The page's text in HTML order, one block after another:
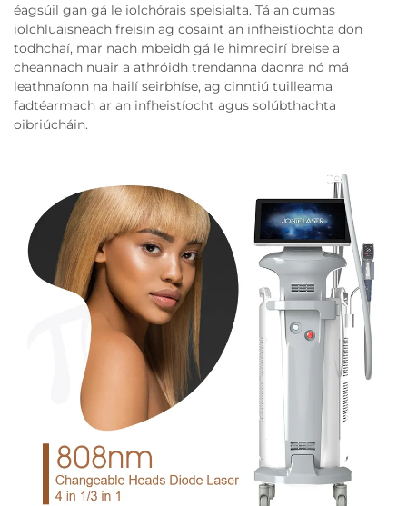
éagsúil gan gá le iolchórais speisialta. Tá an cumas
iolchluaisneach freisin ag cosaint an infheistíochta don
todhchaí, mar nach mbeidh gá le himreoirí breise a
cheannach nuair a athróidh trendanna daonra nó má
leathnaíonn na hailí seirbhíse, ag cinntiú tuilleama
fadtéarmach ar an infheistíocht agus solúbthachta
oibriúcháin.